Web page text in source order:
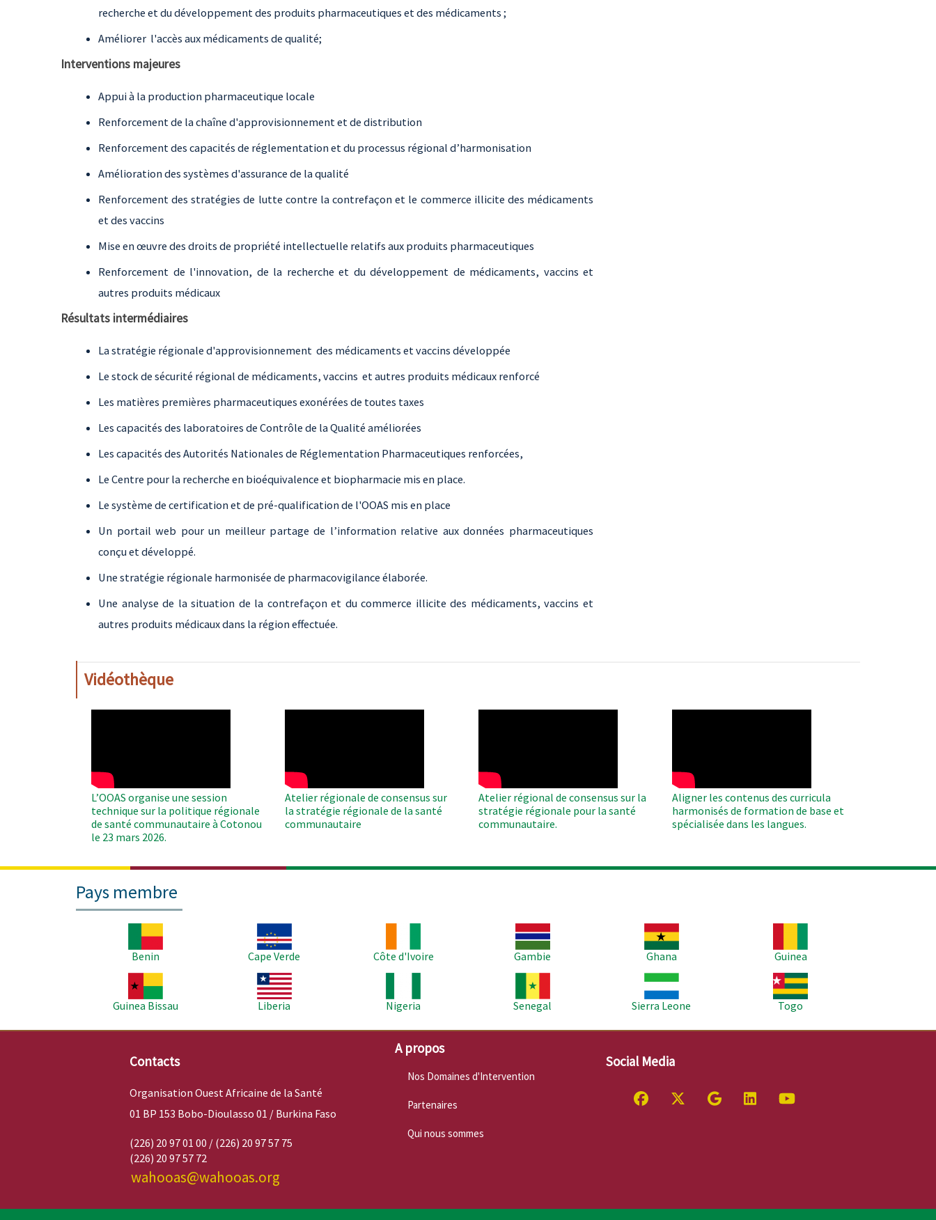
recherche et du développement des produits pharmaceutiques et des médicaments ;
Améliorer l'accès aux médicaments de qualité;
Interventions majeures
Appui à la production pharmaceutique locale
Renforcement de la chaîne d'approvisionnement et de distribution
Renforcement des capacités de réglementation et du processus régional d’harmonisation
Amélioration des systèmes d'assurance de la qualité
Renforcement des stratégies de lutte contre la contrefaçon et le commerce illicite des médicaments
et des vaccins
Mise en œuvre des droits de propriété intellectuelle relatifs aux produits pharmaceutiques
Renforcement de l'innovation, de la recherche et du développement de médicaments, vaccins et
autres produits médicaux
Résultats intermédiaires
La stratégie régionale d'approvisionnement des médicaments et vaccins développée
Le stock de sécurité régional de médicaments, vaccins et autres produits médicaux renforcé
Les matières premières pharmaceutiques exonérées de toutes taxes
Les capacités des laboratoires de Contrôle de la Qualité améliorées
Les capacités des Autorités Nationales de Réglementation Pharmaceutiques renforcées,
Le Centre pour la recherche en bioéquivalence et biopharmacie mis en place.
Le système de certification et de pré-qualification de l'OOAS mis en place
Un portail web pour un meilleur partage de l’information relative aux données pharmaceutiques
conçu et développé.
Une stratégie régionale harmonisée de pharmacovigilance élaborée.
Une analyse de la situation de la contrefaçon et du commerce illicite des médicaments, vaccins et
autres produits médicaux dans la région effectuée.
Vidéothèque
L’OOAS organise une session
technique sur la politique régionale
de santé communautaire à Cotonou
le 23 mars 2026.
Atelier régionale de consensus sur
la stratégie régionale de la santé
communautaire
Atelier régional de consensus sur la
stratégie régionale pour la santé
communautaire.
Aligner les contenus des curricula
harmonisés de formation de base et
spécialisée dans les langues.
Pays membre
Benin
Cape Verde
Côte d'Ivoire
Gambie
Ghana
Guinea
Guinea Bissau
Liberia
Nigeria
Senegal
Sierra Leone
Togo
Contacts
Organisation Ouest Africaine de la Santé
01 BP 153 Bobo-Dioulasso 01 / Burkina Faso
(226) 20 97 01 00 / (226) 20 97 57 75
(226) 20 97 57 72
wahooas@wahooas.org
A propos
Nos Domaines d'Intervention
Partenaires
Qui nous sommes
Social Media